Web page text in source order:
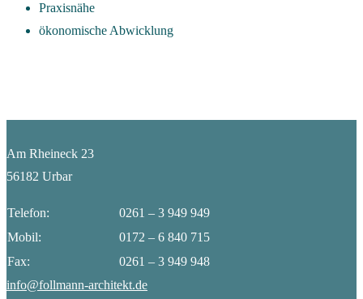
Praxisnähe
ökonomische Abwicklung
Am Rheineck 23
56182 Urbar
Telefon:
0261 – 3 949 949
Mobil:
0172 – 6 840 715
Fax:
0261 – 3 949 948
info@follmann-architekt.de